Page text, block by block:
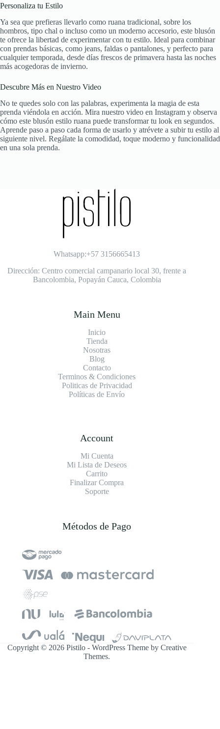
Personaliza tu Estilo
Ya sea que prefieras llevarlo como ruana tradicional, sobre los
hombros, tipo chal o incluso como un moderno accesorio, este blusón
te ofrece la libertad de experimentar con tu estilo. Ideal para combinar
con prendas básicas, como jeans, faldas o pantalones, y perfecto para
cualquier temporada, desde días frescos de primavera hasta las noches
más acogedoras de invierno.
Descubre Más en Nuestro Video
No te quedes solo con las palabras, experimenta la magia de esta
prenda viéndola en acción. Mira nuestro video en Instagram y observa
cómo este blusón estilo ruana puede transformar tu look en segundos.
Aprende paso a paso cada forma de usarlo y atrévete a subir tu estilo al
siguiente nivel. Regálate la comodidad, toque moderno y funcionalidad
en una sola prenda.
Whatsapp:+57 3156665413
Dirección: Centro comercial campanario local 30, frente a
Bancolombia, Popayán Cauca, Colombia
Main Menu
Inicio
Tienda
Nosotras
Blog
Contacto
Terminos & Condiciones
Politicas de Privacidad
Políticas de Envío
Account
Mi Cuenta
Mi Lista de Deseos
Carrito
Finalizar Compra
Soporte
Métodos de Pago
Copyright © 2026 Pistilo - WordPress Theme by Creative
Themes.